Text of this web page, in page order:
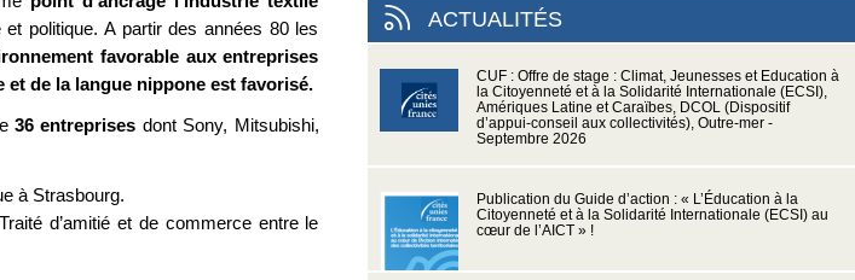
politique. A partir des années 80 les
favorable aux entreprises
et de la langue nippone est favorisé.
36 entreprises dont Sony, Mitsubishi,
à Strasbourg.
d’amitié et de commerce entre le
ACTUALITÉS
CUF : Offre de stage : Climat, Jeunesses et Education à
la Citoyenneté et à la Solidarité Internationale (ECSI),
Amériques Latine et Caraïbes, DCOL (Dispositif
d’appui-conseil aux collectivités), Outre-mer -
Septembre 2026
Publication du Guide d’action : « L’Éducation à la
Citoyenneté et à la Solidarité Internationale (ECSI) au
cœur de l’AICT » !